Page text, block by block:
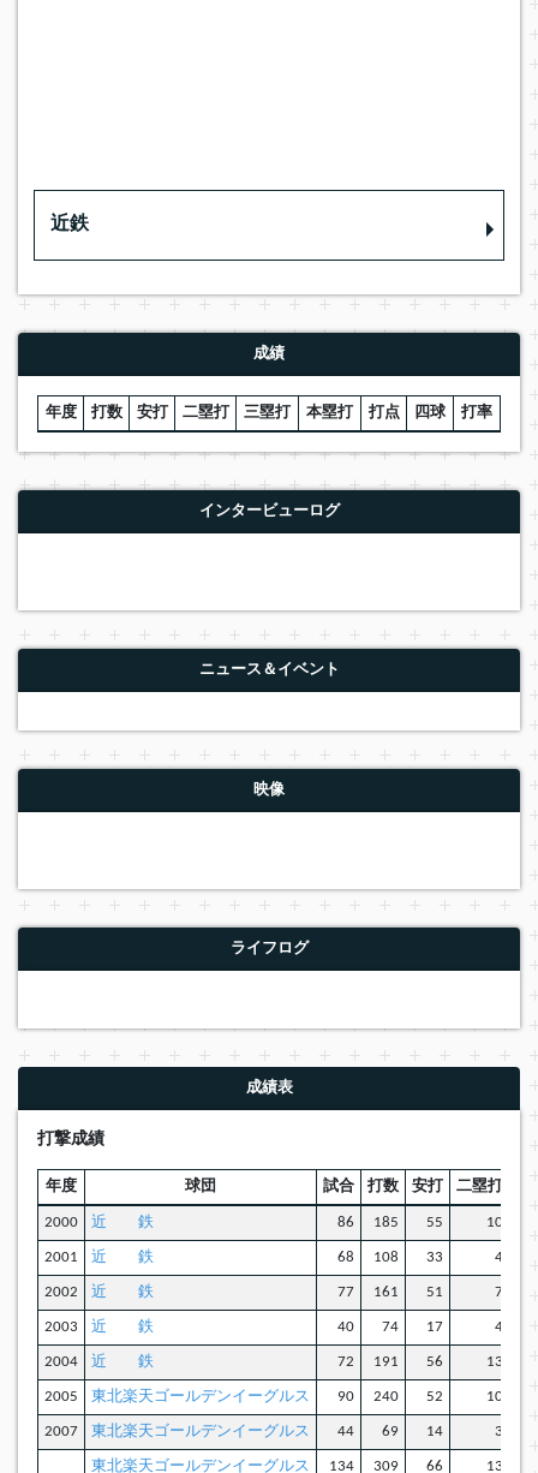
近鉄
成績
年度 打数 安打 二塁打 三塁打 本塁打 打点 四球 打率
インタービューログ
ニュース＆イベント
映像
ライフログ
成績表
打撃成績
年度 球団 試合 打数 安打 二塁打
2000 近 鉄 86 185 55 10
2001 近 鉄 68 108 33 4
2002 近 鉄 77 161 51 7
2003 近 鉄 40 74 17 4
2004 近 鉄 72 191 56 13
2005 東北楽天ゴールデンイーグルス 90 240 52 10
2007 東北楽天ゴールデンイーグルス 44 69 14 3
東北楽天ゴールデンイーグルス 134 309 66 13